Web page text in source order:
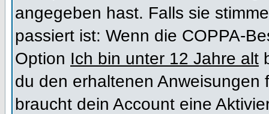
angegeben hast. Falls sie
passiert ist: Wenn die COPPA-
Option Ich bin unter 12 Jahre alt
du den erhaltenen
braucht dein Account eine